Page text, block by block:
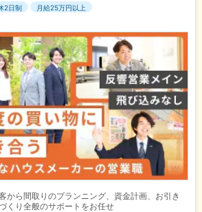
2日制 月給25万円以上
から間取りのプランニング、資金計画、お引き
くり全般のサポートをお任せ